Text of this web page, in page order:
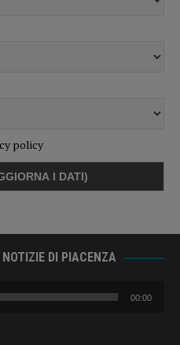
policy
DI PIACENZA
00:00